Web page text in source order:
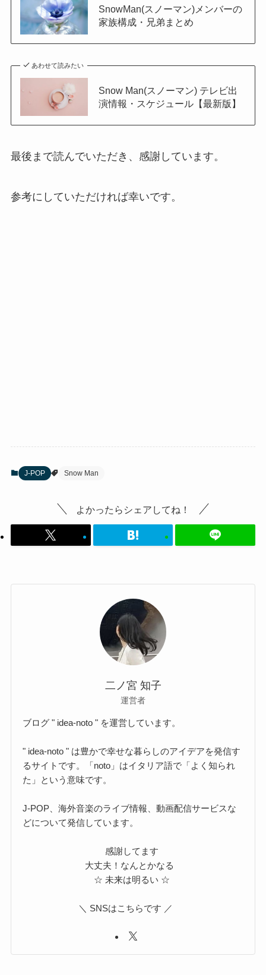
SnowMan(スノーマン)メンバーの
家族構成・兄弟まとめ
あわせて読みたい
Snow Man(スノーマン) テレビ出
演情報・スケジュール【最新版】
最後まで読んでいただき、感謝しています。
参考にしていただければ幸いです。
J-POP Snow Man
よかったらシェアしてね！
二ノ宮 知子
運営者
ブログ " idea-noto " を運営しています。
" idea-noto " は豊かで幸せな暮らしのアイデアを発信す
るサイトです。「noto」はイタリア語で「よく知られ
た」という意味です。
J-POP、海外音楽のライブ情報、動画配信サービスな
どについて発信しています。
感謝してます
大丈夫！なんとかなる
☆ 未来は明るい ☆
＼ SNSはこちらです ／